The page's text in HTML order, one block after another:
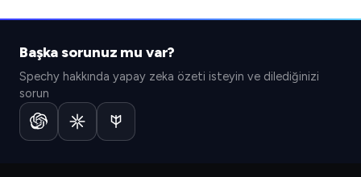
Başka sorunuz mu var?
Spechy hakkında yapay zeka özeti isteyin ve dilediğinizi
sorun